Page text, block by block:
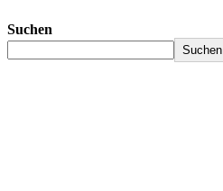
Suchen
Suchen